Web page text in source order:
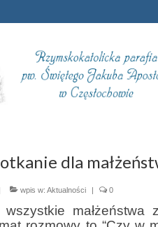
dla
wpis w: Aktualności 0
wszystkie